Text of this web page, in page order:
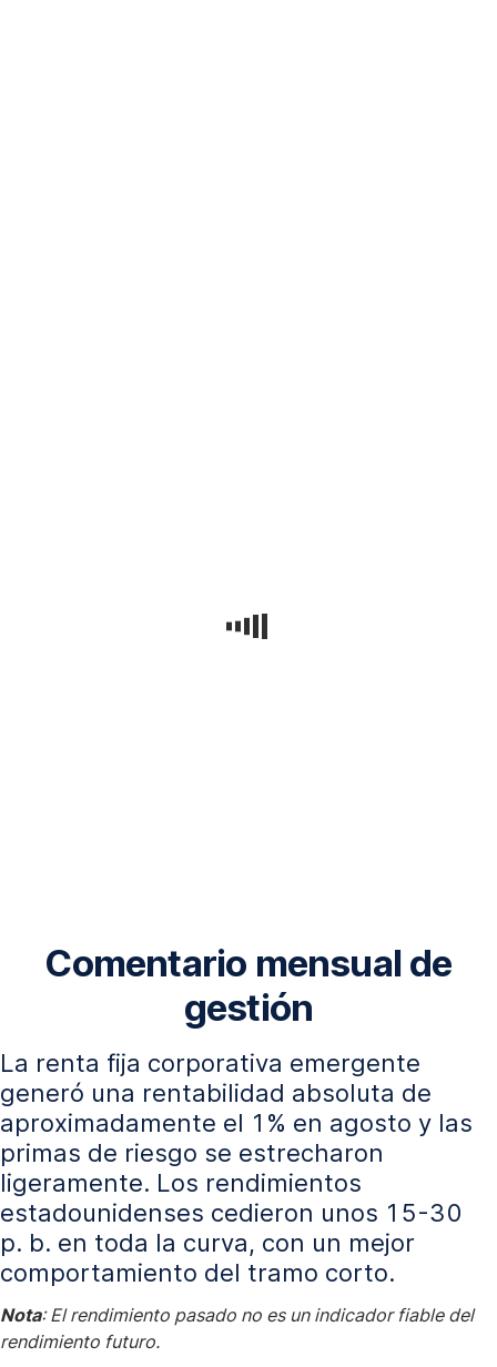
Comentario mensual de
gestión
La renta fija corporativa emergente
generó una rentabilidad absoluta de
aproximadamente el 1% en agosto y las
primas de riesgo se estrecharon
ligeramente. Los rendimientos
estadounidenses cedieron unos 15-30
p. b. en toda la curva, con un mejor
comportamiento del tramo corto.
Nota: El rendimiento pasado no es un indicador fiable del
rendimiento futuro.